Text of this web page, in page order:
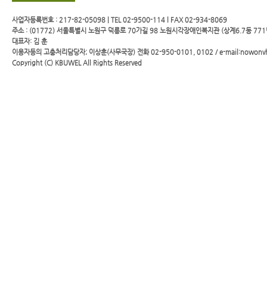
사업자등록번호 : 217-82-05098 | TEL 02-9500-114 l FAX 02-934-8069
주소 : (01772) 서울특별시 노원구 덕릉로 70가길 98 노원시각장애인복지관 (상계6.7동 771
대표자: 김 훈
이용자등의 고충처리담당자; 이상훈(사무국장) 전화 02-950-0101, 0102 / e-
Copyright (C) KBUWELAll Rights Reserved